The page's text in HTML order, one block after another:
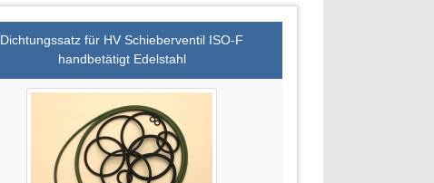
Dichtungssatz für HV Schieberventil ISO-F
handbetätigt Edelstahl